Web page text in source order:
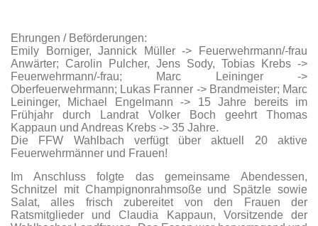
Ehrungen / Beförderungen:
Emily Borniger, Jannick Müller -> Feuerwehrmann/-frau
Anwärter; Carolin Pulcher, Jens Sody, Tobias Krebs ->
Feuerwehrmann/-frau; Marc Leininger ->
Oberfeuerwehrmann; Lukas Franner -> Brandmeister; Marc
Leininger, Michael Engelmann -> 15 Jahre bereits im
Frühjahr durch Landrat Volker Boch geehrt Thomas
Kappaun und Andreas Krebs -> 35 Jahre.
Die FFW Wahlbach verfügt über aktuell 20 aktive
Feuerwehrmänner und Frauen!
Im Anschluss folgte das gemeinsame Abendessen,
Schnitzel mit Champignonrahmsoße und Spätzle sowie
Salat, alles frisch zubereitet von den Frauen der
Ratsmitglieder und Claudia Kappaun, Vorsitzende der